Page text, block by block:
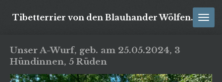
Hauptinhalt
Tibetterrier von den Blauhander Wölfen
Unser A-Wurf, geb. am 25.05.2024, 3
Hündinnen, 5 Rüden